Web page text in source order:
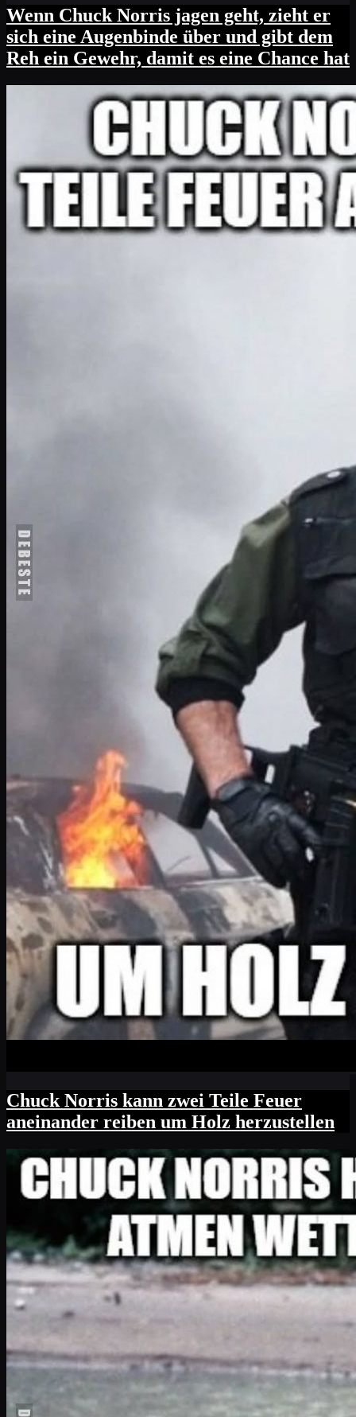
Wenn Chuck Norris jagen geht, zieht er
sich eine Augenbinde über und gibt dem
Reh ein Gewehr, damit es eine Chance hat
Chuck Norris kann zwei Teile Feuer
aneinander reiben um Holz herzustellen